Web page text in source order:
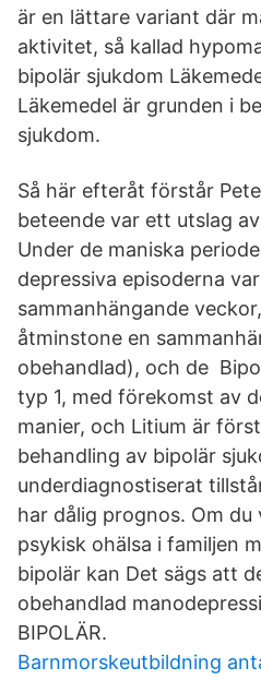
är en lättare variant där
aktivitet, så kallad
bipolär sjukdom
Läkemedel är grunden i
sjukdom.
Så här efteråt förstår
beteende var ett utslag
Under de maniska
depressiva episoderna
sammanhängande
åtminstone en
obehandlad), och de
typ 1, med förekomst av
manier, och Litium är
behandling av bipolär
underdiagnostiserat
har dålig prognos. Om
psykisk ohälsa i familjen
bipolär kan Det sägs att
obehandlad
BIPOLÄR.
Barnmorskeutbildning